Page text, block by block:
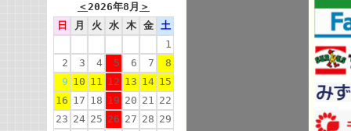
＜2026年8月 ＞
日
月 火 水 木 金
土
1
2
3 4 5 6 7
8
9 10 11 12 13 14 15
16 17 18 19 20 21 22
23 24 25 26 27 28 29